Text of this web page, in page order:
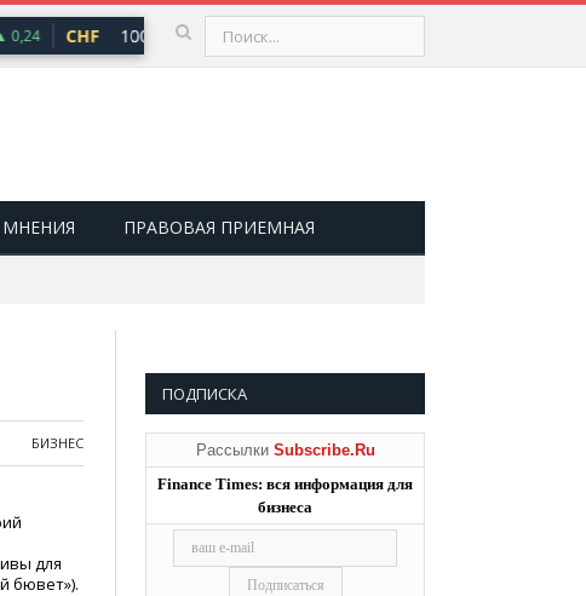
CHF 100,66 ₽ ▲ 0,73 USD
МНЕНИЯ ПРАВОВАЯ ПРИЕМНАЯ
БИЗНЕС
для
бювет»).
ПОДПИСКА
Рассылки Subscribe.Ru
Finance Times: вся информация для
бизнеса